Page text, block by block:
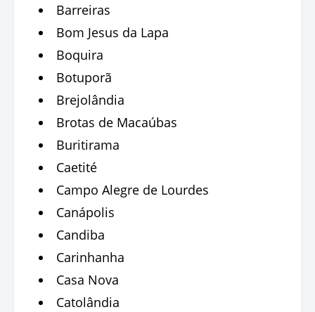
Barreiras
Bom Jesus da Lapa
Boquira
Botuporã
Brejolândia
Brotas de Macaúbas
Buritirama
Caetité
Campo Alegre de Lourdes
Canápolis
Candiba
Carinhanha
Casa Nova
Catolândia